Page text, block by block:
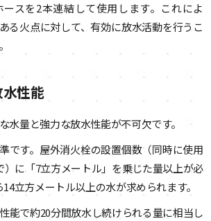
スを2本連結して使用します。これによ
る火点に対して、有効に放水活動を行うこ
性能
水量と強力な放水性能が不可欠です。
です。屋外消火栓の設置個数（同時に使用
）に「7立方メートル」を乗じた量以上が必
立方メートル以上の水が求められます。
能で約20分間放水し続けられる量に相当し